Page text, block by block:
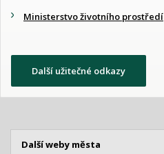
Ministerstvo životního prostředí
Další užitečné odkazy